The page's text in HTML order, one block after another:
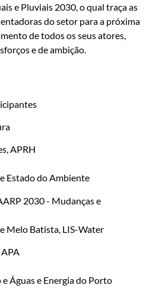
e Pluviais 2030, o qual traça as
do setor para a próxima
de todos os seus atores,
e de ambição.
APRH
Estado do Ambiente
2030 - Mudanças e
Melo Batista, LIS-Water
Águas e Energia do Porto